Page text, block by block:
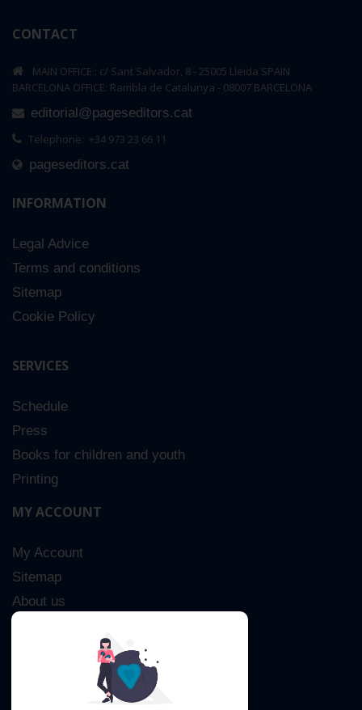
CONTACT
MAIN OFFICE : c/ Sant Salvador, 8 - 25005 Lleida SPAIN
BARCELONA OFFICE: Rambla de Catalunya - 08007 BARCELONA
editorial@pageseditors.cat
Telephone: +34 973 23 66 11
pageseditors.cat
INFORMATION
Legal Advice
Terms and conditions
Sitemap
Cookie Policy
SERVICES
Schedule
Press
Books for children and youth
Printing
MY ACCOUNT
My Account
Sitemap
About us